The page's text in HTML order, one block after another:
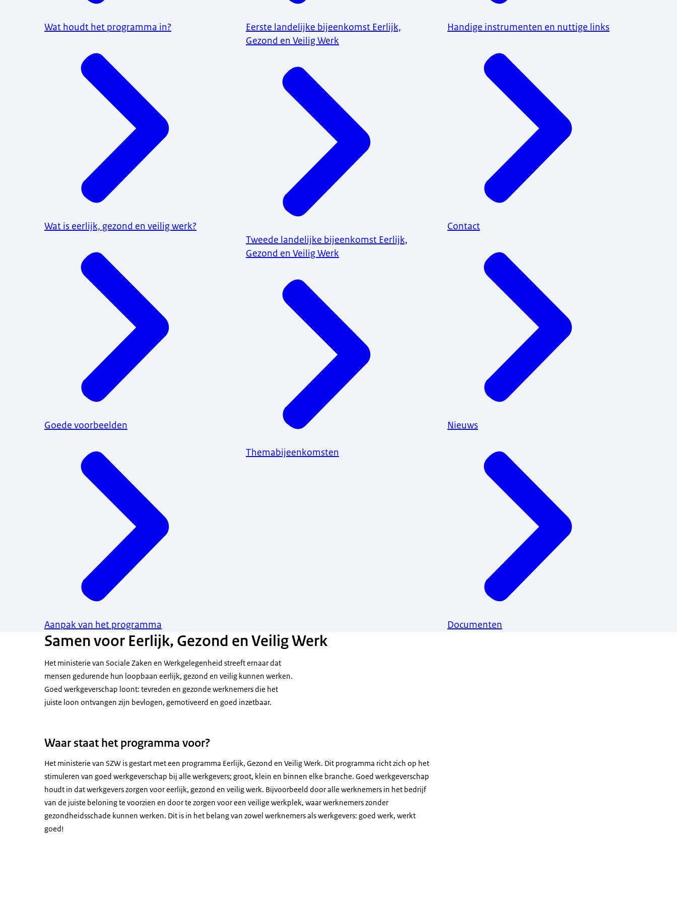
Wat houdt het programma in?
Wat is eerlijk, gezond en veilig werk?
Goede voorbeelden
Aanpak van het programma
Eerste landelijke bijeenkomst Eerlijk,
Gezond en Veilig Werk
Tweede landelijke bijeenkomst Eerlijk,
Gezond en Veilig Werk
Themabijeenkomsten
Handige instrumenten en nuttige links
Contact
Nieuws
Documenten
Samen voor Eerlijk, Gezond en Veilig Werk
Het ministerie van Sociale Zaken en Werkgelegenheid streeft ernaar dat
mensen gedurende hun loopbaan eerlijk, gezond en veilig kunnen werken.
Goed werkgeverschap loont: tevreden en gezonde werknemers die het
juiste loon ontvangen zijn bevlogen, gemotiveerd en goed inzetbaar.
Waar staat het programma voor?
Het ministerie van SZW is gestart met een programma Eerlijk, Gezond en Veilig Werk. Dit programma richt zich op het
stimuleren van goed werkgeverschap bij alle werkgevers; groot, klein en binnen elke branche. Goed werkgeverschap
houdt in dat werkgevers zorgen voor eerlijk, gezond en veilig werk. Bijvoorbeeld door alle werknemers in het bedrijf
van de juiste beloning te voorzien en door te zorgen voor een veilige werkplek, waar werknemers zonder
gezondheidsschade kunnen werken. Dit is in het belang van zowel werknemers als werkgevers: goed werk, werkt
goed!